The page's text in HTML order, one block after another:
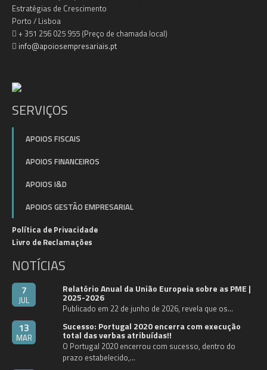
Estratégias de Crescimento
Porto / Lisboa
+ 351 256 025 955 (Preço de chamada local)
info@apoiosempresariais.pt
SERVIÇOS
APOIOS FISCAIS
APOIOS FINANCEIROS
APOIOS I&D
APOIOS GESTÃO EMPRESARIAL
Política de Privacidade
Livro de Reclamações
NOTÍCIAS
7
JUL
Relatório Anual da União Europeia sobre as PME |
2025-2026
Publicado em 22 de junho de 2026, revela que os…
13
MAR
Sucesso: Portugal 2020 encerra com execução
total das verbas atribuídas!!
O Portugal 2020 encerrou com sucesso, dentro do
prazo estabelecido,…